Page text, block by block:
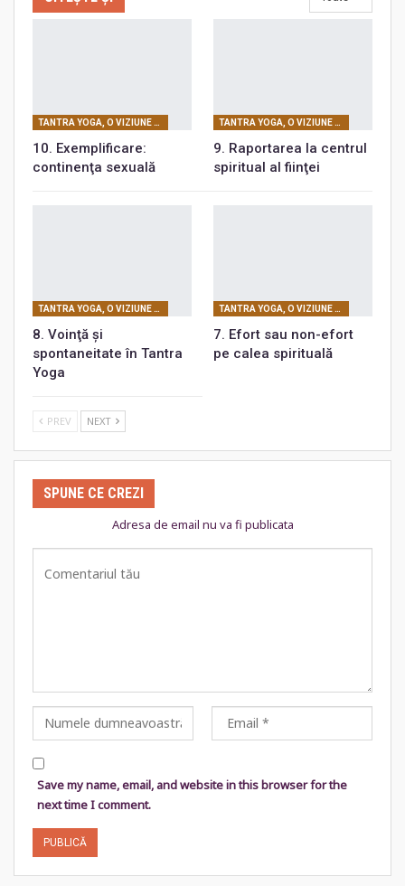
TANTRA YOGA, O VIZIUNE GLOBALĂ ŞI PROFUNDĂ A REALITĂŢII
10. Exemplificare:
continenţa sexuală
TANTRA YOGA, O VIZIUNE GLOBALĂ ŞI PROFUNDĂ A REALITĂŢII
9. Raportarea la centrul
spiritual al fiinţei
TANTRA YOGA, O VIZIUNE GLOBALĂ ŞI PROFUNDĂ A REALITĂŢII
8. Voinţă şi
spontaneitate în Tantra
Yoga
TANTRA YOGA, O VIZIUNE GLOBALĂ ŞI PROFUNDĂ A REALITĂŢII
7. Efort sau non-efort
pe calea spirituală
PREV NEXT
SPUNE CE CREZI
Adresa de email nu va fi publicata
Save my name, email, and website in this browser for the
next time I comment.